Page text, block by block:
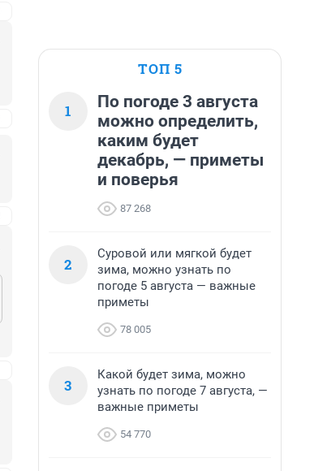
ТОП 5
1
По погоде 3 августа
можно определить,
каким будет
декабрь, — приметы
и поверья
87 268
2
Суровой или мягкой будет
зима, можно узнать по
погоде 5 августа — важные
приметы
78 005
3
Какой будет зима, можно
узнать по погоде 7 августа, —
важные приметы
54 770